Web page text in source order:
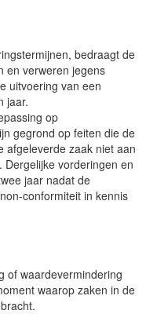
bedraagt de
en verweren jegens
uitvoering van een
jaar.
op
gegrond op feiten die de
afgeleverde zaak niet aan
vorderingen en
jaar nadat de
conformiteit in kennis
of waardevermindering
waarop zaken in de